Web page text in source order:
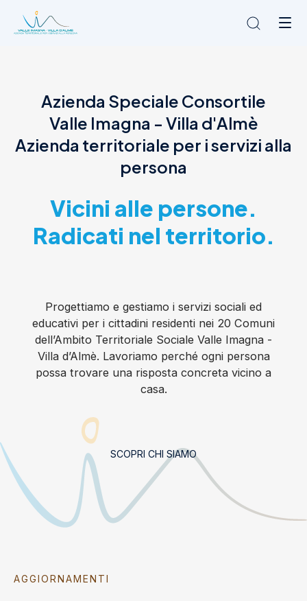
L'Ambito
Cosa facciamo
News
Amministrazione trasparente
Azienda Speciale Consortile
Valle Imagna - Villa d'Almè
Azienda territoriale per i servizi alla
persona
Vicini alle persone.
Radicati nel territorio.
Progettiamo e gestiamo i servizi sociali ed
educativi per i cittadini residenti nei 20 Comuni
dell’Ambito Territoriale Sociale Valle Imagna -
Villa d’Almè. Lavoriamo perché ogni persona
possa trovare una risposta concreta vicino a
casa.
SCOPRI CHI SIAMO
AGGIORNAMENTI